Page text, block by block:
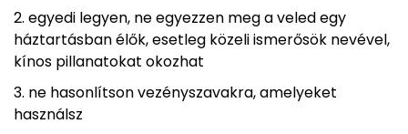
egyedi legyen, ne egyezzen meg a veled egy
háztartásban élők, esetleg közeli ismerősök nevével,
kínos pillanatokat okozhat
ne hasonlítson vezényszavakra, amelyeket
használsz